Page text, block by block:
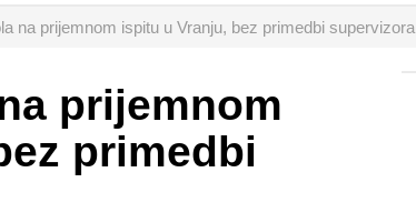
na prijemnom ispitu u Vranju, bez primedbi supervizora
prijemnom
primedbi